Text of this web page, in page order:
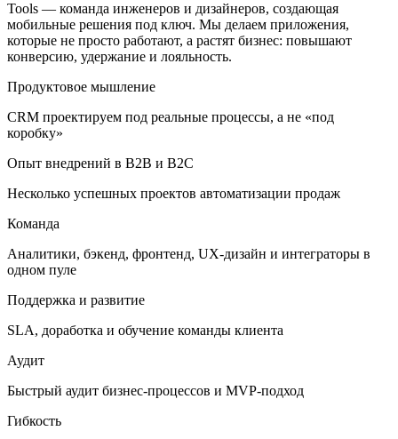
Tools — команда инженеров и дизайнеров, создающая
мобильные решения под ключ. Мы делаем приложения,
которые не просто работают, а растят бизнес: повышают
конверсию, удержание и лояльность.
Продуктовое мышление
CRM проектируем под реальные процессы, а не «под
коробку»
Опыт внедрений в B2B и B2C
Несколько успешных проектов автоматизации продаж
Команда
Аналитики, бэкенд, фронтенд, UX-дизайн и интеграторы в
одном пуле
Поддержка и развитие
SLA, доработка и обучение команды клиента
Аудит
Быстрый аудит бизнес-процессов и MVP-подход
Гибкость